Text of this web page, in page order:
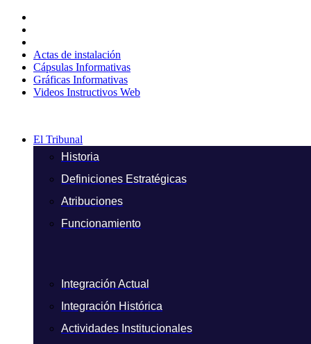
contenido
Actas de instalación
Cápsulas Informativas
Gráficas Informativas
Videos Instructivos Web
El Tribunal
Historia
Definiciones Estratégicas
Atribuciones
Funcionamiento
Integración Actual
Integración Histórica
Actividades Institucionales